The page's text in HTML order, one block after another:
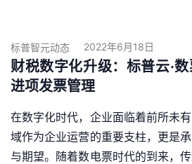
标普智元动态 2022年6月18日
财税数字化升级：标普云·
进项发票管理
在数字化时代，企业面临着前所未
域作为企业运营的重要支柱，更是
与期望。随着数电票时代的到来，